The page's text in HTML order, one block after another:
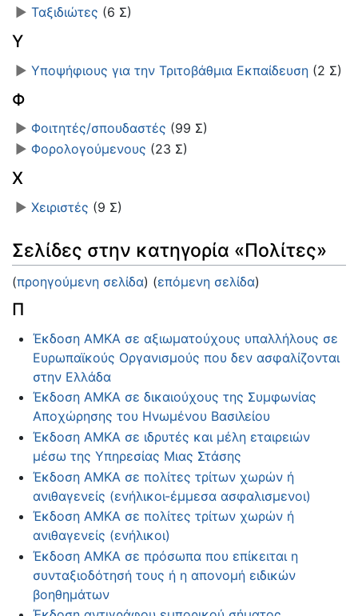
► Ταξιδιώτες (6 Σ)
Υ
► Υποψήφιους για την Τριτοβάθμια Εκπαίδευση (2 Σ)
Φ
► Φοιτητές/σπουδαστές (99 Σ)
► Φορολογούμενους (23 Σ)
Χ
► Χειριστές (9 Σ)
Σελίδες στην κατηγορία «Πολίτες»
(προηγούμενη σελίδα) (επόμενη σελίδα)
Π
Έκδοση ΑΜΚΑ σε αξιωματούχους υπαλλήλους σε
Ευρωπαϊκούς Οργανισμούς που δεν ασφαλίζονται
στην Ελλάδα
Έκδοση ΑΜΚΑ σε δικαιούχους της Συμφωνίας
Αποχώρησης του Ηνωμένου Βασιλείου
Έκδοση ΑΜΚΑ σε ιδρυτές και μέλη εταιρειών
μέσω της Υπηρεσίας Μιας Στάσης
Έκδοση ΑΜΚΑ σε πολίτες τρίτων χωρών ή
ανιθαγενείς (ενήλικοι-έμμεσα ασφαλισμενοι)
Έκδοση ΑΜΚΑ σε πολίτες τρίτων χωρών ή
ανιθαγενείς (ενήλικοι)
Έκδοση ΑΜΚΑ σε πρόσωπα που επίκειται η
συνταξιοδότησή τους ή η απονομή ειδικών
βοηθημάτων